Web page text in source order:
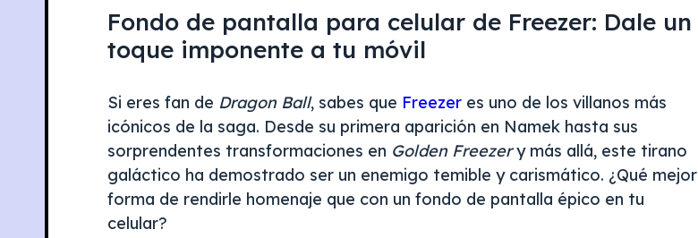
Fondo de pantalla para celular de Freezer: Dale un
toque imponente a tu móvil
Si eres fan de Dragon Ball, sabes que Freezer es uno de los villanos más
icónicos de la saga. Desde su primera aparición en Namek hasta sus
sorprendentes transformaciones en Golden Freezery más allá, este tirano
galáctico ha demostrado ser un enemigo temible y carismático. ¿Qué mejor
forma de rendirle homenaje que con un fondo de pantalla épico en tu
celular?